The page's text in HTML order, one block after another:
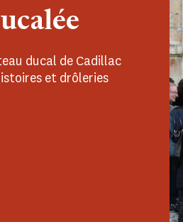
ducal de Cadillac
et drôleries